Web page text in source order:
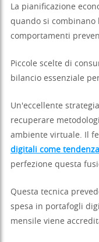
La pianificazione
quando si combinano
comportamenti
Piccole scelte di
bilancio essenziale
Un'eccellente
recuperare
ambiente virtuale. Il
digitali come
perfezione questa
Questa tecnica
spesa in portafogli
mensile viene